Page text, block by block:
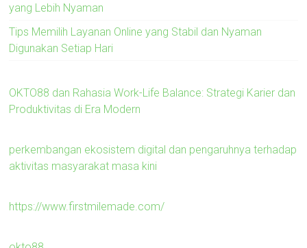
yang Lebih Nyaman
Tips Memilih Layanan Online yang Stabil dan Nyaman
Digunakan Setiap Hari
OKTO88 dan Rahasia Work-Life Balance: Strategi Karier dan
Produktivitas di Era Modern
perkembangan ekosistem digital dan pengaruhnya terhadap
aktivitas masyarakat masa kini
https://www.firstmilemade.com/